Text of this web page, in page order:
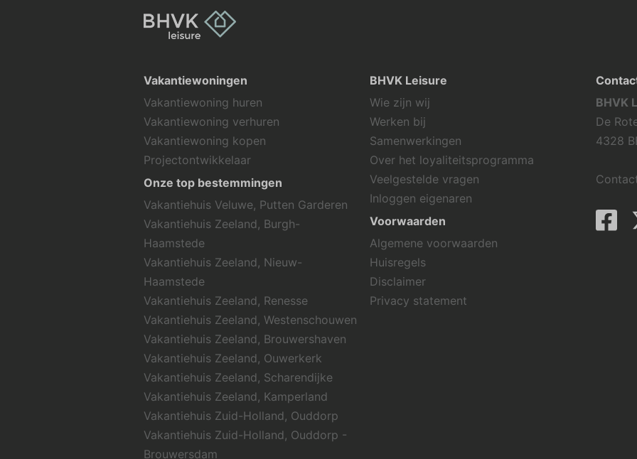
Vakantiewoningen
Vakantiewoning huren
Vakantiewoning verhuren
Vakantiewoning kopen
Projectontwikkelaar
Onze top bestemmingen
Vakantiehuis Veluwe, Putten Garderen
Vakantiehuis Zeeland, Burgh-
Haamstede
Vakantiehuis Zeeland, Nieuw-
Haamstede
Vakantiehuis Zeeland, Renesse
Vakantiehuis Zeeland, Westenschouwen
Vakantiehuis Zeeland, Brouwershaven
Vakantiehuis Zeeland, Ouwerkerk
Vakantiehuis Zeeland, Scharendijke
Vakantiehuis Zeeland, Kamperland
Vakantiehuis Zuid-Holland, Ouddorp
Vakantiehuis Zuid-Holland, Ouddorp -
Brouwersdam
BHVK Leisure
Wie zijn wij
Werken bij
Samenwerkingen
Over het loyaliteitsprogramma
Veelgestelde vragen
Inloggen eigenaren
Voorwaarden
Algemene voorwaarden
Huisregels
Disclaimer
Privacy statement
BHVK
De
4328